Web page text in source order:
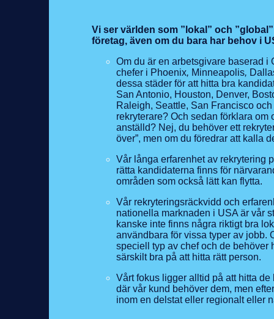
Vi ser världen som ”lokal” och
företag, även om du bara har behov i
Om du är en arbetsgivare baserad
chefer i Phoenix, Minneapolis,
dessa städer för att hitta bra
San Antonio, Houston, Denver,
Raleigh, Seattle, San Francisco
rekryterare? Och sedan förklara
anställd? Nej, du behöver ett
över”, men om du föredrar att kalla
Vår långa erfarenhet av rekrytering
rätta kandidaterna finns för
områden som också lätt kan flytta.
Vår rekryteringsräckvidd och
nationella marknaden i USA är vår
kanske inte finns några riktigt bra
användbara för vissa typer av jobb.
speciell typ av chef och de behöver
särskilt bra på att hitta rätt person.
Vårt fokus ligger alltid på att hitta
där vår kund behöver dem, men
inom en delstat eller regionalt eller